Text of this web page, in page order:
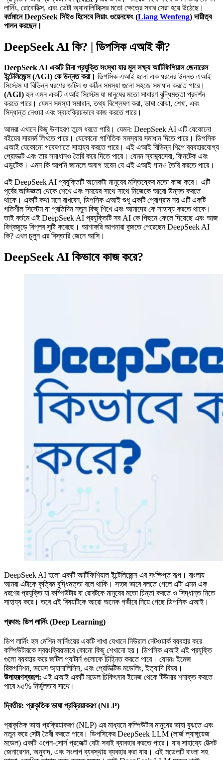
লার্নিং, রোবোটিক্স, এবং ডেটা অ্যানালিটিক্সের মতো ক্ষেত্রে সবার সেরা হয়ে উঠেছে।
বর্তমানে DeepSeek সিইও হিসেবে লিয়াং ওয়েনফেং (Liang Wenfeng) দায়ীত্ব
পালন করছেন।
DeepSeek AI কি? | ডিপসিক এআই কী?
DeepSeek AI একটি চীনা প্রযুক্তি সংস্থা যার মূল লক্ষ্য আর্টিফিশিয়াল জেনারেল
ইন্টেলিজেন্স (AGI) কে উন্নত করা। ডিপসিক এআই হলো এক ধরনের উন্নত এআই
সিস্টেম যা বিভিন্ন ধরণের জটিল ও কঠিন সমস্যা গুলো সহজে সমাধান করতে পারে।
(AGI) হল এমন একটি এআই সিস্টেম যা মানুষের মতো সাধারণ বুদ্ধিমত্তা প্রদর্শন
করতে পারে। যেমন সমস্যা সমাধান, তথ্য বিশ্লেষণ করা, ভাষা বোঝা, শেখা, এবং
সিদ্ধান্ত নেওয়া এবং স্বয়ংক্রিয়ভাবে কাজ করতে পারে।
আমরা এখানে কিছু উদাহরণ তুলে ধরতে পারি। যেমন: DeepSeek AI এটি যেকোনো
বইয়ের সারমর্ম লিখতে পারে। যেকোনো গাণিতিক সমস্যার সমাধান দিতে পারে। ডিপসিক
এআই যেকোনো গবেষণাতে সাহায্য করতে পারে। এই এআই বিভিন্ন শিল্পে ব্যবহারযোগ্য
প্রোডাক্ট এবং তার সমাধানও তৈরি করে দিতে পারে। যেমন স্বাস্থ্যসেবা, ফিনটেক এবং
এডুটেক। এমন কি আপনি জানলে অবাগ হবেন যে এই এআই গানও তৈরি করতে পারে।
এই DeepSeek AI প্রযুক্তিটি অনেকটা মানুষের মস্তিষ্কের মতো কাজ করে। এটি
পূর্বের অভিজ্ঞতা থেকে শেখে এবং সময়ের সাথে সাথে নিজেকে আরো উন্নত করতে
থাকে। একটি কথা মনে রাখবেন, ডিপসিক এআই শুধু একটি প্রোগ্রাম নয় এটি একটি
গতিশীল সিস্টেম যা প্রতিদিন নতুন কিছু শিখে এবং আমাদের কে সাহায্য করতে থাকে।
তাই বর্তমে এই DeepSeek AI প্রযুক্তিটি সব AI কে পিছনে ফেলে দিয়েছে এবং আজ
বিশ্বজুড়ে বিপ্লব সৃষ্টি করেছে। আশাকরি আপনারা বুজতে পেরেছেন DeepSeek AI
কি? এখন চুলুন এর বিস্তারি জেনে আসি।
DeepSeek AI কিভাবে কাজ করে?
DeepSeek AI হলো একটি আর্টিফিশিয়াল ইন্টেলিজেন্স এর সংক্ষিপ্ত রূপ। বাংলায়
আমরা এটাকে কৃত্রিম বুদ্ধিমত্তা বলে থাকি। সহজ ভাবে বলতে গেলে এটা এমন এক
ধরণের প্রযুক্তি যা কম্পিউটার বা রোবটকে মানুষের মতো চিন্তা করতে ও সিদ্ধান্ত নিতে
সাহায্য করে। তবে এই বিষয়টিকে আরো অনেক গভীরে নিয়ে গেছে ডিপসিক এআই।
প্রথম: ডিপ লার্নিং (Deep Learning)
ডিপ লার্নিং হল মেশিন লার্নিংয়ের একটি শাখা যেখানে নিউরাল নেটওয়ার্ক ব্যবহার করে
কম্পিউটারকে স্বয়ংক্রিয়ভাবে কোনো কিছু শেখানো হয়। ডিপসিক এআই এই প্রযুক্তি
গুলো ব্যবহার করে জটিল প্যাটার্ন গুলোকে চিহ্নিত করতে পারে। যেমনঃ ইমেজ
রিকগনিশন, ভয়েস অ্যানালিসিস, এবং প্রেডিক্টিভ মডেলিং, ইত্যাদি বিষয়।
উদাহরণস্বরূপ: এই এআই একটি মডেল চিকিৎসার ইমেজ থেকে টিউমার শনাক্ত করতে
পারে ৯৫% নির্ভুলতার সাথে।
দ্বিতীয়: প্রাকৃতিক ভাষা প্রক্রিয়াকরণ (NLP)
প্রাকৃতিক ভাষা প্রক্রিয়াকরণ (NLP) এর মাধ্যমে কম্পিউটার মানুষের ভাষা বুঝতে এবং
নতুন করে সেটা তৈরী করতে পারে। ডিপসিকের DeepSeek LLM (লার্জ ল্যাঙ্গুয়েজ
মডেল) একটি ওপেন-সোর্স প্রজেক্ট যেটা সবাই ব্যাবহার করতে পারে। যার সাহায্যে টেক্সট
জেনারেশন, অনুবাদ, এবং সংলাপ ব্যবস্থায় ব্যবহার করা যায়। এই মডেলটি বাংলা সহ